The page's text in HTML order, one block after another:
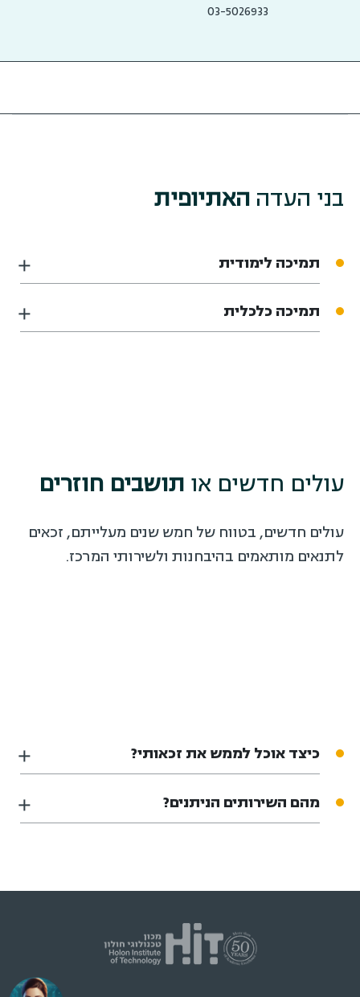
03-5026933
בני העדה האתיופית
תמיכה לימודית
תמיכה כלכלית
עולים חדשים או תושבים חוזרים
עולים חדשים, בטווח של חמש שנים מעלייתם, זכאים
לתנאים מותאמים בהיבחנות ולשירותי המרכז.
כיצד אוכל לממש את זכאותי?
מהם השירותים הניתנים?